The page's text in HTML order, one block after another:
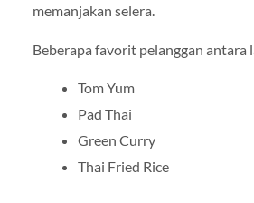
memanjakan selera.
Beberapa favorit pelanggan antara
Tom Yum
Pad Thai
Green Curry
Thai Fried Rice